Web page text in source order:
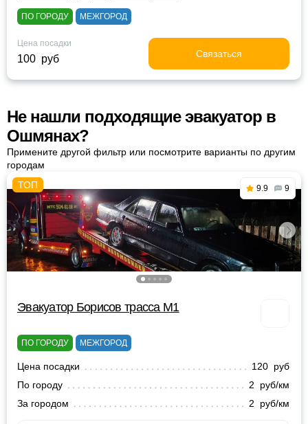
ПО ГОРОДУ МЕЖГОРОД
Цена посадки
100 руб Связаться
Не нашли подходящие эвакуатор в
Ошмянах?
Примените другой фильтр или посмотрите варианты по другим
городам
9.9 9
Эвакуатор Борисов трасса М1
ПО ГОРОДУ МЕЖГОРОД
Цена посадки
120 руб
По городу
2 руб/км
За городом
2 руб/км